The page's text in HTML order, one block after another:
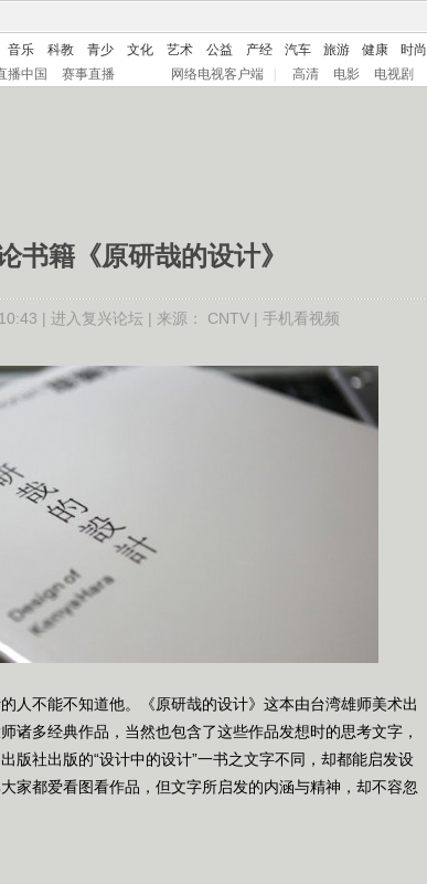
音乐 科教 青少 文化 艺术 公益 产经 汽车 旅游 健康 时尚
播中国 赛事直播 网络电视客户端 高清 电影 电视剧
书籍《原研哉的设计》
| 进入复兴论坛| 来源： CNTV| 手机看视频
不能不知道他。《原研哉的设计》这本由台湾雄师美术出
诸多经典作品，当然也包含了这些作品发想时的思考文字，
版社出版的“设计中的设计”一书之文字不同，却都能启发设
家都爱看图看作品，但文字所启发的内涵与精神，却不容忽